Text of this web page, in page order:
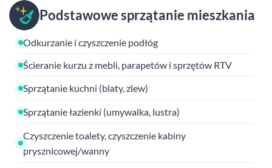
Podstawowe sprzątanie mieszkania
Odkurzanie i czyszczenie podłóg
Ścieranie kurzu z mebli, parapetów i sprzętów RTV
Sprzątanie kuchni (blaty, zlew)
Sprzątanie łazienki (umywalka, lustra)
Czyszczenie toalety, czyszczenie kabiny
prysznicowej/wanny